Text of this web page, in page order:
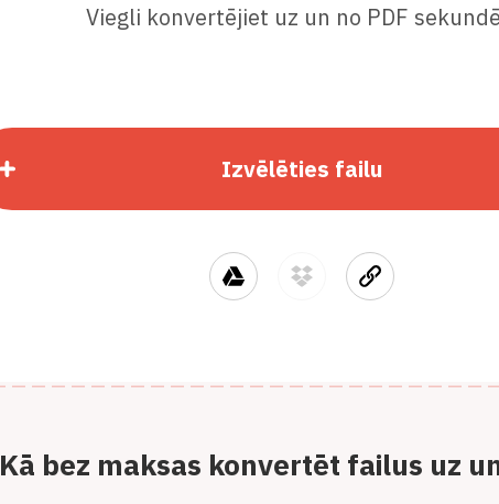
Viegli konvertējiet uz un no PDF
Izvēlēties failu
Kā bez maksas konvertēt failus uz